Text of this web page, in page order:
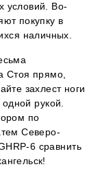
условий. Во-
покупку в
наличных.
Стоя прямо,
захлест ноги
одной рукой.
по
Северо-
6 сравнить